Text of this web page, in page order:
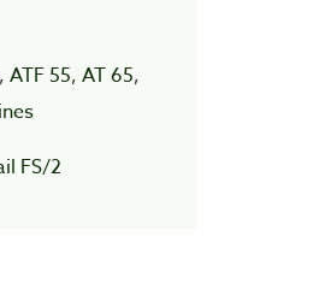
ATF 55, AT 65,
FS/2